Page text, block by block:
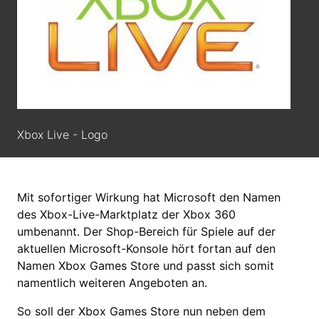
Xbox Live - Logo
Mit sofortiger Wirkung hat Microsoft den Namen
des Xbox-Live-Marktplatz der Xbox 360
umbenannt. Der Shop-Bereich für Spiele auf der
aktuellen Microsoft-Konsole hört fortan auf den
Namen Xbox Games Store und passt sich somit
namentlich weiteren Angeboten an.
So soll der Xbox Games Store nun neben dem